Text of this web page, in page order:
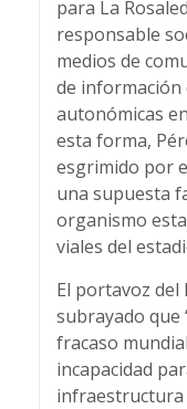
para La
responsable
medios de
de información
autonómicas
esta forma,
esgrimido por
una supuesta
organismo
viales del
El portavoz del
subrayado que
fracaso
incapacidad
infraestructura